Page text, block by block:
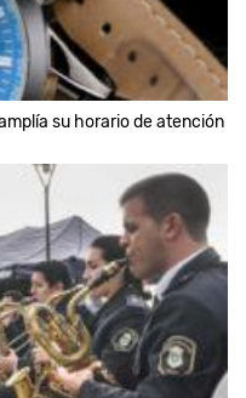
su horario de atención